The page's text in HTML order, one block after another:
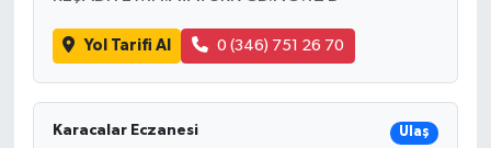
Yol Tarifi Al 0 (346) 751 26 70
Karacalar Eczanesi Ulaş